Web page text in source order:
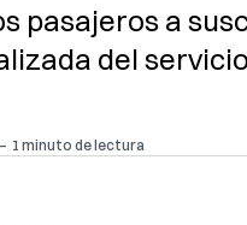
pasajeros a
del
1 minuto de lectura